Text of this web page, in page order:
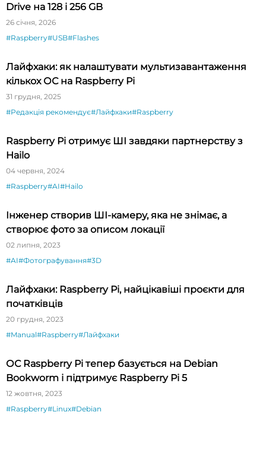
Drive на 128 і 256 GB
26 січня, 2026
#Raspberry#USB#Flashes
Лайфхаки: як налаштувати мультизавантаження
кількох ОС на Raspberry Pi
31 грудня, 2025
#Редакція рекомендує#Лайфхаки#Raspberry
Raspberry Pi отримує ШІ завдяки партнерству з
Hailo
04 червня, 2024
#Raspberry#AI#Hailo
Інженер створив ШІ-камеру, яка не знімає, а
створює фото за описом локації
02 липня, 2023
#AI#Фотографування#3D
Лайфхаки: Raspberry Pi, найцікавіші проєкти для
початківців
20 грудня, 2023
#Manual#Raspberry#Лайфхаки
ОС Raspberry Pi тепер базується на Debian
Bookworm і підтримує Raspberry Pi 5
12 жовтня, 2023
#Raspberry#Linux#Debian